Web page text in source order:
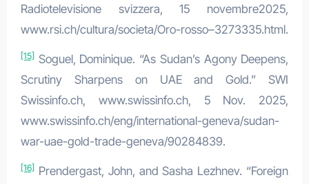
Radiotelevisione svizzera, 15 novembre2025,
www.rsi.ch/cultura/societa/Oro-rosso–3273335.html.
[15] Soguel, Dominique. “As Sudan’s Agony Deepens,
Scrutiny Sharpens on UAE and Gold.” SWI
Swissinfo.ch, www.swissinfo.ch, 5 Nov. 2025,
www.swissinfo.ch/eng/international-geneva/sudan-
war-uae-gold-trade-geneva/90284839.
[16] Prendergast, John, and Sasha Lezhnev. “Foreign